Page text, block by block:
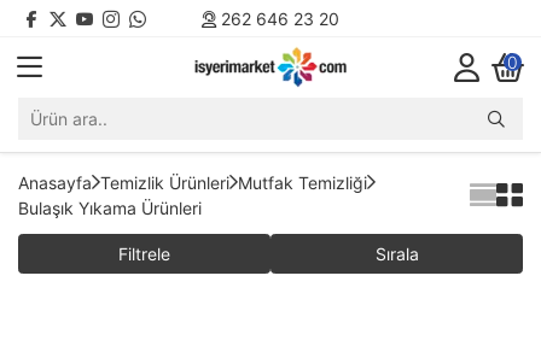
262 646 23 20
0
Anasayfa Temizlik Ürünleri Mutfak Temizliği
Bulaşık Yıkama Ürünleri
Filtrele Sırala